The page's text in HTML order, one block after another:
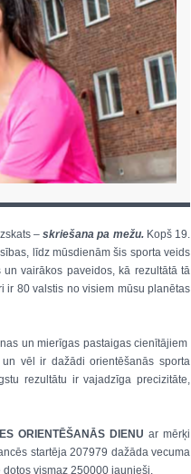
–skriešana pa mežu. Kopš 19.
līdz mūsdienām šis sporta veids
vairākos paveidos, kā rezultātā tā
ir 80 valstis no visiem mūsu planētas
un mierīgas pastaigas cienītājiem
vēl ir dažādi orientēšanās sporta
rezultātu ir vajadzīga precizitāte,
ORIENTĒŠANĀS DIENU ar mērķi
startēja 207979 dažāda vecuma
vismaz 250000 jaunieši.